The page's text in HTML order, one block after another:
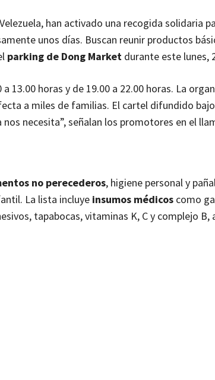
han activado una recogida solidaria
unos días. Buscan reunir productos
parking de Dong Market durante este lunes,
13.00 horas y de 19.00 a 22.00 horas. La
a miles de familias. El cartel difundido
nos necesita”, señalan los promotores en el
no perecederos, higiene personal y
La lista incluye insumos médicos como
tapabocas, vitaminas K, C y complejo